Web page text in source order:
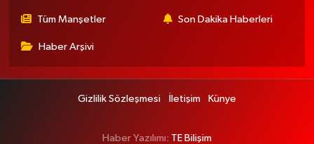
Tüm Manşetler Son Dakika Haberleri
Haber Arşivi
Gizlilik Sözleşmesi İletişim Künye
Haber Yazılımı: TE Bilişim